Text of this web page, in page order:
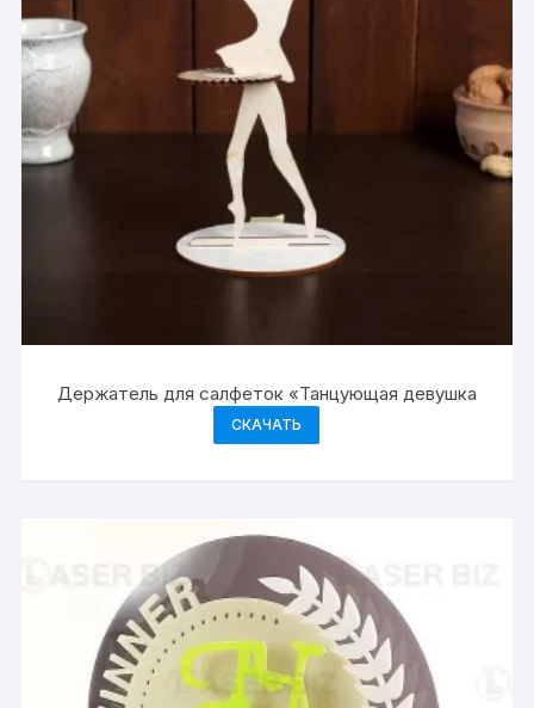
Держатель для салфеток «Танцующая девушка
СКАЧАТЬ